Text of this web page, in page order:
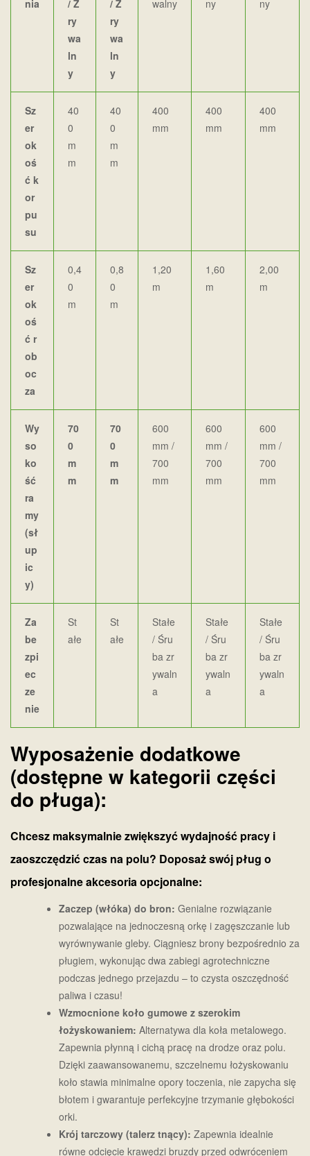
nia
/ Z
ry
wa
ln
y
/ Z
ry
wa
ln
y
walny
ny
ny
Sz
er
ok
oś
ć k
or
pu
su
40
0
m
m
40
0
m
m
400
mm
400
mm
400
mm
Sz
er
ok
oś
ć r
ob
oc
za
0,4
0
m
0,8
0
m
1,20
m
1,60
m
2,00
m
Wy
so
ko
ść
ra
my
(sł
up
ic
y)
70
0
m
m
70
0
m
m
600
mm /
700
mm
600
mm /
700
mm
600
mm /
700
mm
Za
be
zpi
ec
ze
nie
St
ałe
St
ałe
Stałe
/ Śru
ba zr
ywaln
a
Stałe
/ Śru
ba zr
ywaln
a
Stałe
/ Śru
ba zr
ywaln
a
Wyposażenie dodatkowe
(dostępne w kategorii części
do pługa):
Chcesz maksymalnie zwiększyć wydajność pracy i
zaoszczędzić czas na polu? Doposaż swój pług o
profesjonalne akcesoria opcjonalne:
Zaczep (włóka) do bron: Genialne rozwiązanie
pozwalające na jednoczesną orkę i zagęszczanie lub
wyrównywanie gleby. Ciągniesz brony bezpośrednio za
pługiem, wykonując dwa zabiegi agrotechniczne
podczas jednego przejazdu – to czysta oszczędność
paliwa i czasu!
Wzmocnione koło gumowe z szerokim
łożyskowaniem: Alternatywa dla koła metalowego.
Zapewnia płynną i cichą pracę na drodze oraz polu.
Dzięki zaawansowanemu, szczelnemu łożyskowaniu
koło stawia minimalne opory toczenia, nie zapycha się
błotem i gwarantuje perfekcyjne trzymanie głębokości
orki.
Krój tarczowy (talerz tnący): Zapewnia idealnie
równe odcięcie krawędzi bruzdy przed odwróceniem